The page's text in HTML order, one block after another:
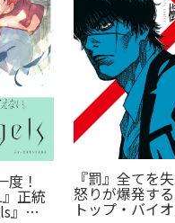
スゲ
ズで加
魔女
公私で変わる
ャップ『志乃
らすじ徹底紹